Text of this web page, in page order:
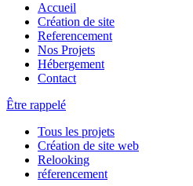
Accueil
Création de site
Referencement
Nos Projets
Hébergement
Contact
Être rappelé
Tous les projets
Création de site web
Relooking
réferencement